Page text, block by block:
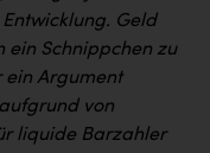
Geld
ein Schnippchen zu
ein Argument
von
liquide Barzahler